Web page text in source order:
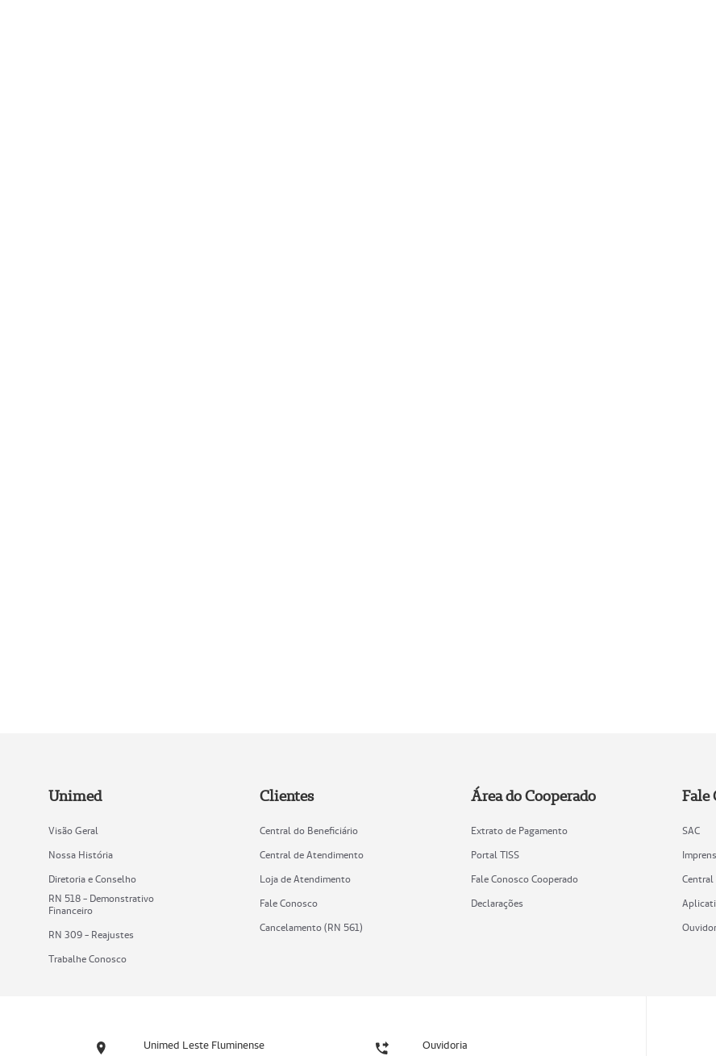
Unimed
Visão Geral
Nossa História
Diretoria e Conselho
RN 518 - Demonstrativo
Financeiro
RN 309 - Reajustes
Trabalhe Conosco
Clientes
Central do Beneficiário
Central de Atendimento
Loja de Atendimento
Fale Conosco
Cancelamento (RN 561)
Área do Cooperado
Extrato de Pagamento
Portal TISS
Fale Conosco Cooperado
Declarações
Fale
SAC
Central
Unimed Leste Fluminense Ouvidoria